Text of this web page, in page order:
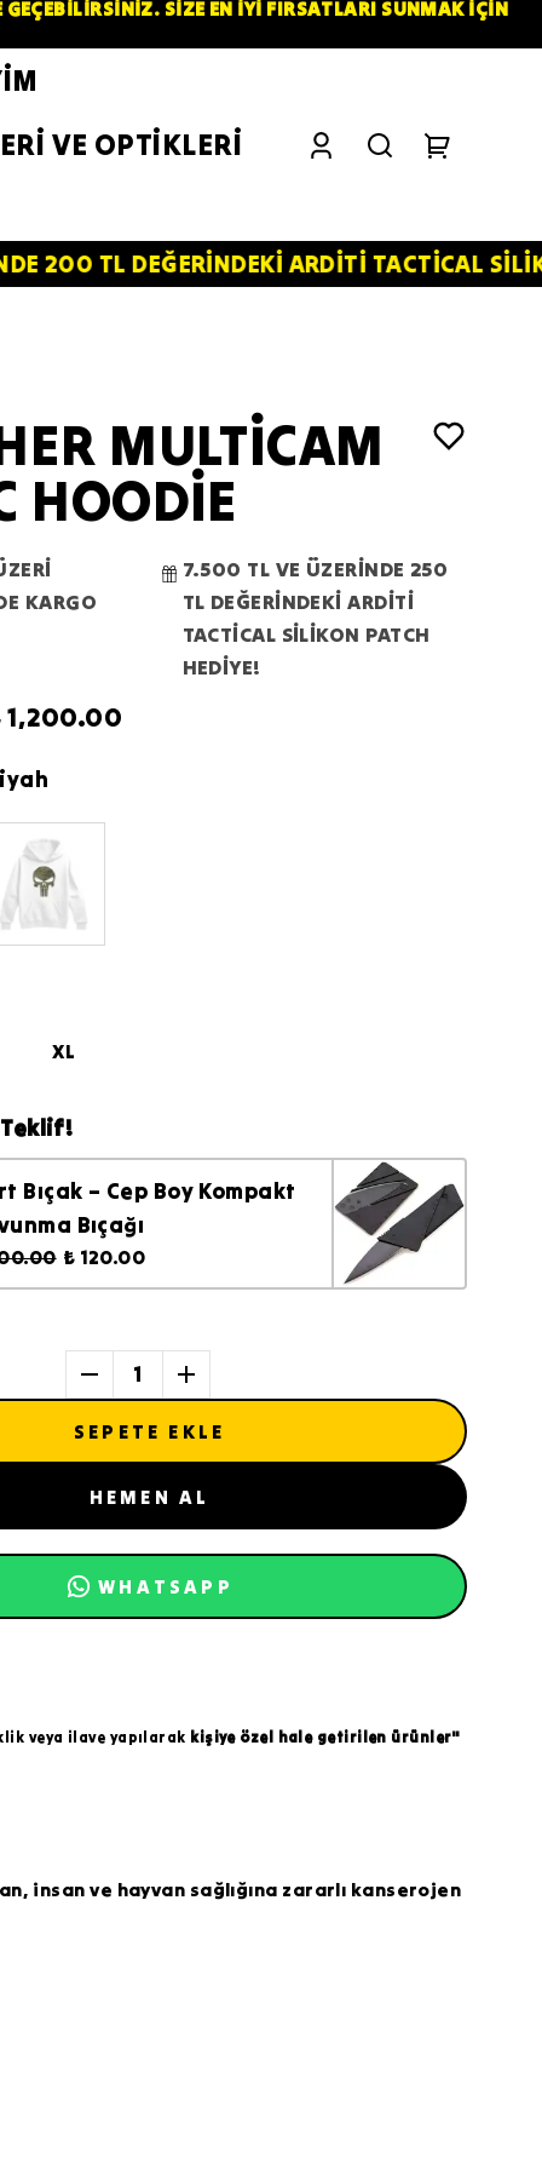
SİZE EN İYİ FIRSATLARI SUNMAK İÇİN
VE OPTİKLERİ
ARDİTİ TACTİCAL SİLİKON
MULTİCAM
HOODİE
KARGO
7.500 TL VE ÜZERİNDE 250
TL DEĞERİNDEKİ ARDİTİ
TACTİCAL SİLİKON PATCH
HEDİYE!
1,200.00
XL
Teklif!
Bıçak – Cep Boy Kompakt
Bıçağı
₺ 120.00
1
SEPETE EKLE
HEMEN AL
WHATSAPP
veya ilave yapılarak kişiye özel hale getirilen ürünler"
insan ve hayvan sağlığına zararlı kanserojen